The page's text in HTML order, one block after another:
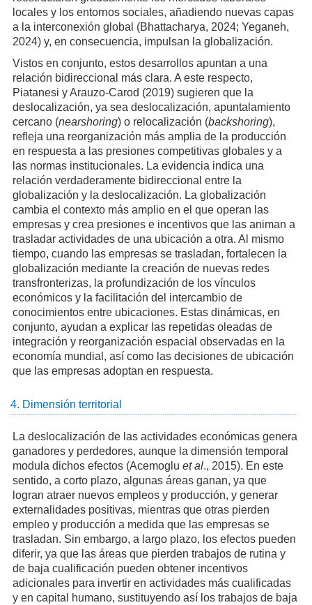
locales y los entornos sociales, añadiendo nuevas capas
a la interconexión global (Bhattacharya, 2024; Yeganeh,
2024) y, en consecuencia, impulsan la globalización.
Vistos en conjunto, estos desarrollos apuntan a una
relación bidireccional más clara. A este respecto,
Piatanesi y Arauzo-Carod (2019) sugieren que la
deslocalización, ya sea deslocalización, apuntalamiento
cercano (nearshoring) o relocalización (backshoring),
refleja una reorganización más amplia de la producción
en respuesta a las presiones competitivas globales y a
las normas institucionales. La evidencia indica una
relación verdaderamente bidireccional entre la
globalización y la deslocalización. La globalización
cambia el contexto más amplio en el que operan las
empresas y crea presiones e incentivos que las animan a
trasladar actividades de una ubicación a otra. Al mismo
tiempo, cuando las empresas se trasladan, fortalecen la
globalización mediante la creación de nuevas redes
transfronterizas, la profundización de los vínculos
económicos y la facilitación del intercambio de
conocimientos entre ubicaciones. Estas dinámicas, en
conjunto, ayudan a explicar las repetidas oleadas de
integración y reorganización espacial observadas en la
economía mundial, así como las decisiones de ubicación
que las empresas adoptan en respuesta.
4. Dimensión territorial
La deslocalización de las actividades económicas genera
ganadores y perdedores, aunque la dimensión temporal
modula dichos efectos (Acemoglu et al., 2015). En este
sentido, a corto plazo, algunas áreas ganan, ya que
logran atraer nuevos empleos y producción, y generar
externalidades positivas, mientras que otras pierden
empleo y producción a medida que las empresas se
trasladan. Sin embargo, a largo plazo, los efectos pueden
diferir, ya que las áreas que pierden trabajos de rutina y
de baja cualificación pueden obtener incentivos
adicionales para invertir en actividades más cualificadas
y en capital humano, sustituyendo así los trabajos de baja